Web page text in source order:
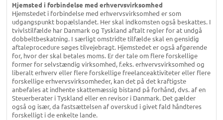
Hjemsted i forbindelse med erhvervsvirksomhed
Hjemstedet i forbindelse med erhvervsvirksomhed er som
udgangspunkt bopælslandet. Her skal indkomsten også beskattes. I
tvivlstilfælde har Danmark og Tyskland aftalt regler for at undgå
dobbeltbeskatning. I særligt omstridte tilfælde skal en gensidig
aftaleprocedure søges tilvejebragt. Hjemstedet er også afgørende
for, hvor der skal betales moms. Er der tale om flere forskellige
former for selvstændig virksomhed, f.eks. erhvervsvirksomhed og
liberalt erhverv eller flere forskellige freelanceaktiviteter eller flere
forskellige erhvervsvirksomheder, kan det på det kraftigste
anbefales at indhente skattemæssig bistand på forhånd, dvs. af en
Steuerberater i Tyskland eller en revisor i Danmark. Det gælder
også og især, da fastsættelsen af overskud i givet fald håndteres
forskelligt i de enkelte lande.